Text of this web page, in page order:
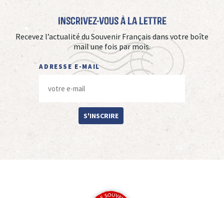
Inscrivez-vous à La Lettre
Recevez l’actualité du Souvenir Français dans votre boîte
mail une fois par mois.
ADRESSE E-MAIL
S'INSCRIRE